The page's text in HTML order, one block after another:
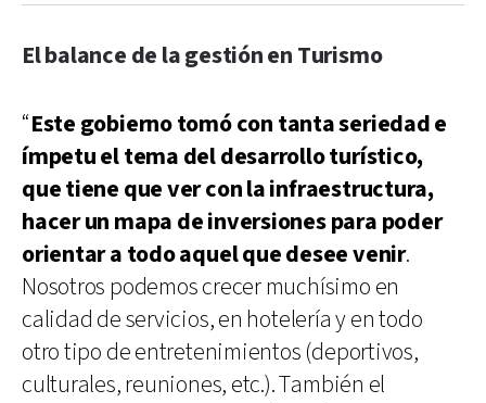
El balance de la gestión en Turismo
“Este gobierno tomó con tanta seriedad e
ímpetu el tema del desarrollo turístico,
que tiene que ver con la infraestructura,
hacer un mapa de inversiones para poder
orientar a todo aquel que desee venir.
Nosotros podemos crecer muchísimo en
calidad de servicios, en hotelería y en todo
otro tipo de entretenimientos (deportivos,
culturales, reuniones, etc.). También el